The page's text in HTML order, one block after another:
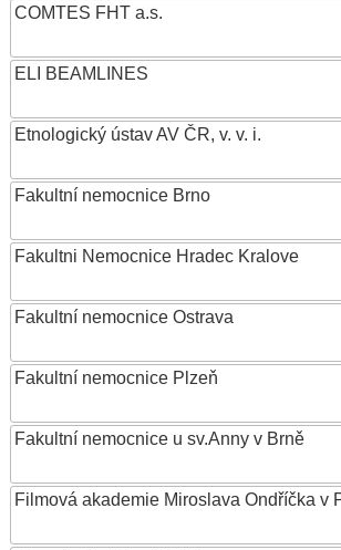
COMTES FHT a.s.
ELI BEAMLINES
Etnologický ústav AV ČR, v. v. i.
Fakultní nemocnice Brno
Fakultni Nemocnice Hradec Kralove
Fakultní nemocnice Ostrava
Fakultní nemocnice Plzeň
Fakultní nemocnice u sv.Anny v Brně
Filmová akademie Miroslava Ondříčka v